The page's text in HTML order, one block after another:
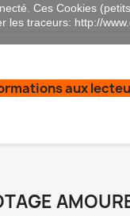
aux
Ces Cookies
traceurs: http://